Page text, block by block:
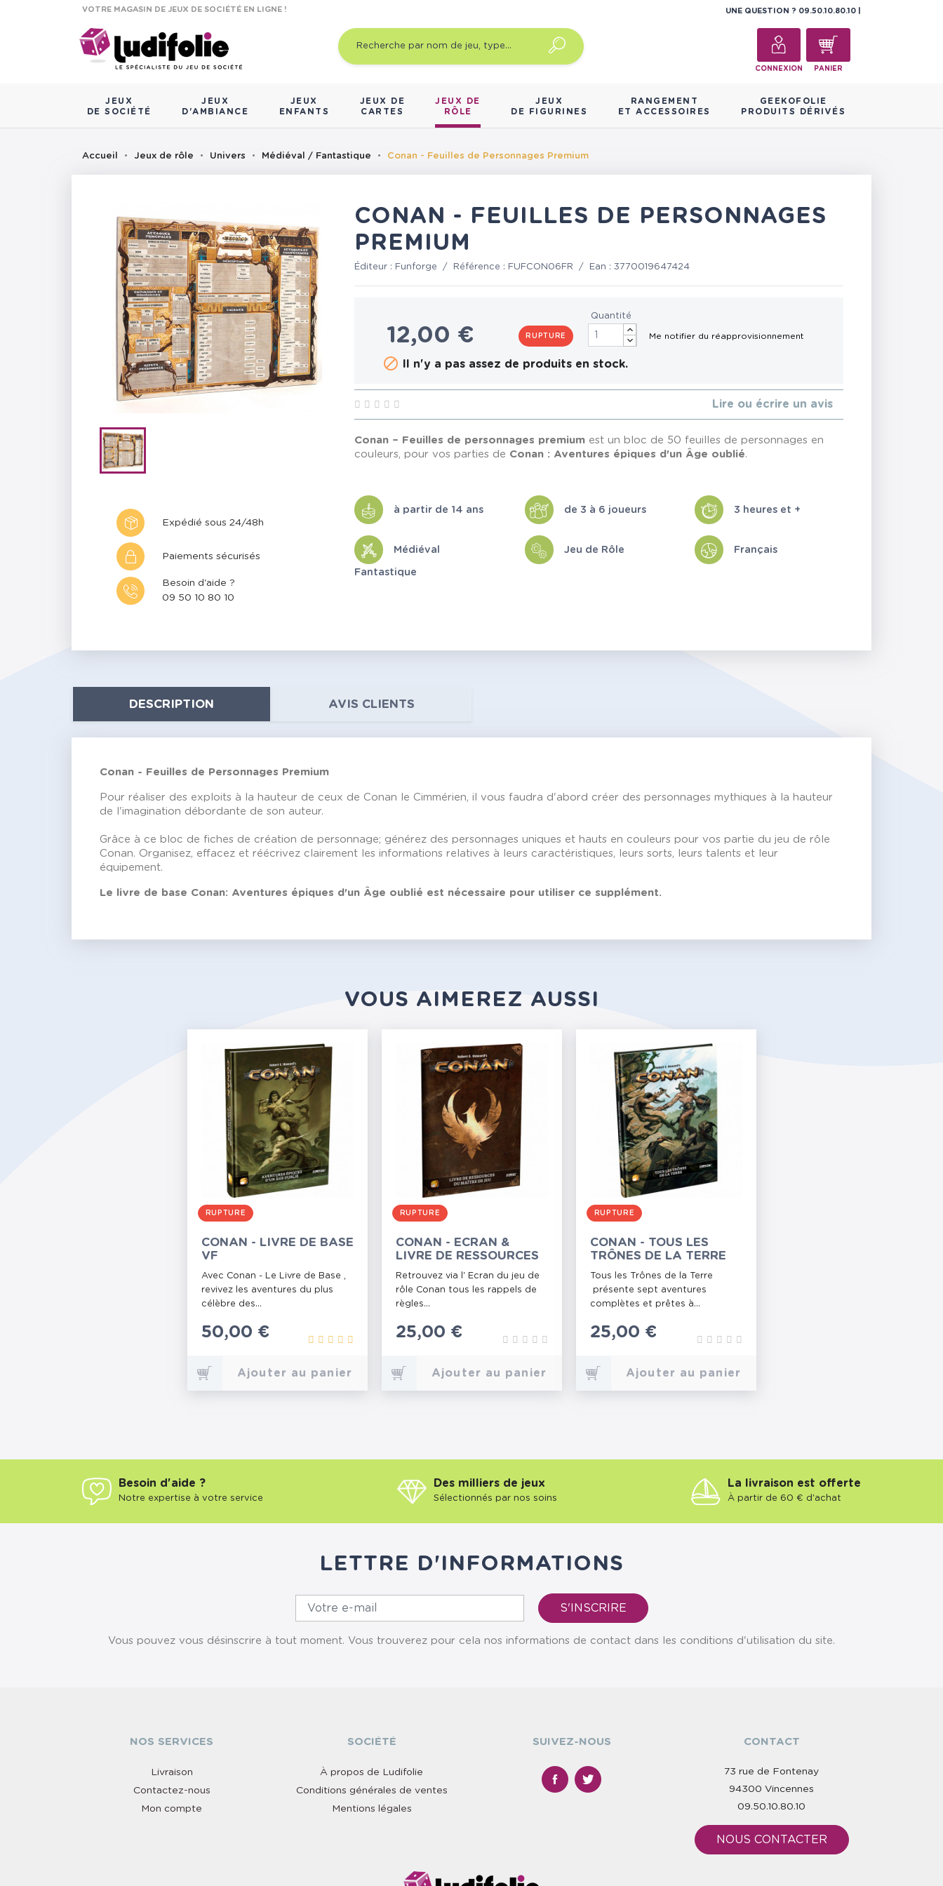
VOTRE MAGASIN DE JEUX DE SOCIÉTÉ EN LIGNE ! UNE QUESTION ? 09.50.10.80.10
CONNEXION PANIER
JEUX
DE SOCIÉTÉ
JEUX
D'AMBIANCE
JEUX
ENFANTS
JEUX DE
CARTES
JEUX DE
RÔLE
JEUX
DE FIGURINES
RANGEMENT
ET ACCESSOIRES
GEEKOFOLIE
PRODUITS DÉRIVÉS
Accueil Jeux de rôle Univers Médiéval / Fantastique Conan - Feuilles de Personnages Premium
Expédié sous 24/48h
Paiements sécurisés
Besoin d'aide ?
09 50 10 80 10
CONAN - FEUILLES DE PERSONNAGES
PREMIUM
Éditeur : Funforge / Référence : FUFCON06FR / Ean :3770019647424
12,00 € RUPTURE
Quantité
 Il n'y a pas assez de produits en stock.
Lire ou écrire un avis
Conan – Feuilles de personnages premium est un bloc de 50 feuilles de personnages en
couleurs, pour vos parties de Conan : Aventures épiques d'un Âge oublié.
à partir de 14 ans de 3 à 6 joueurs 3 heures et +
Médiéval
Fantastique
Jeu de Rôle Français
DESCRIPTION AVIS CLIENTS
Conan - Feuilles de Personnages Premium
Pour réaliser des exploits à la hauteur de ceux de Conan le Cimmérien, il vous faudra d'abord créer des personnages mythiques à la hauteur
de l'imagination débordante de son auteur.
Grâce à ce bloc de fiches de création de personnage; générez des personnages uniques et hauts en couleurs pour vos partie du jeu de rôle
Conan. Organisez, effacez et réécrivez clairement les informations relatives à leurs caractéristiques, leurs sorts, leurs talents et leur
équipement.
Le livre de base Conan: Aventures épiques d'un Âge oublié est nécessaire pour utiliser ce supplément.
VOUS AIMEREZ AUSSI
RUPTURE
CONAN - LIVRE DE BASE
VF
Avec Conan - Le Livre de Base ,
revivez les aventures du plus
célèbre des...
Prix
50,00 €
Ajouter au panier
RUPTURE
CONAN - ECRAN &
LIVRE DE RESSOURCES
Retrouvez via l' Ecran du jeu de
rôle Conan tous les rappels de
règles...
Prix
25,00 €
Ajouter au panier
RUPTURE
CONAN - TOUS LES
TRÔNES DE LA TERRE
Tous les Trônes de la Terre
présente sept aventures
complètes et prêtes à...
Prix
25,00 €
Ajouter au panier
Besoin d'aide ?
Notre expertise à votre service
Des milliers de jeux
Sélectionnés par nos soins
La livraison est offerte
À partir de 60 € d'achat
LETTRE D'INFORMATIONS
Vous pouvez vous désinscrire à tout moment. Vous trouverez pour cela nos informations de contact dans les conditions d'utilisation du site.
NOS SERVICES
Livraison
Contactez-nous
Mon compte
SOCIÉTÉ
À propos de Ludifolie
Conditions générales de ventes
Mentions légales
SUIVEZ-NOUS CONTACT
73 rue de Fontenay
94300 Vincennes
09.50.10.80.10
NOUS CONTACTER